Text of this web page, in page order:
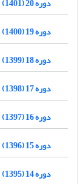
دوره 19 (1400)
دوره 18 (1399)
دوره 17 (1398)
دوره 16 (1397)
دوره 15 (1396)
دوره 14 (1395)